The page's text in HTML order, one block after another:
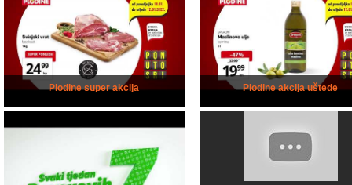
Plodine super akcija Plodine akcija uštede